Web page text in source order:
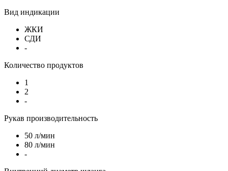
Вид индикации
ЖКИ
СДИ
-
Количество продуктов
1
2
-
Рукав производительность
50 л/мин
80 л/мин
-